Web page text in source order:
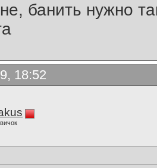
банить нужно
18:52